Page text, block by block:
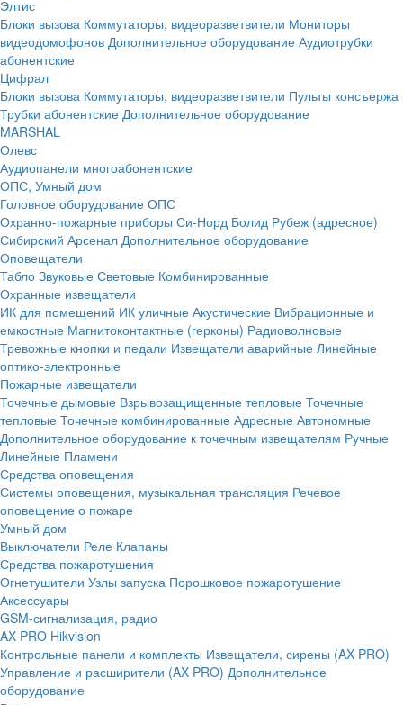
Элтис
Блоки вызова Коммутаторы, видеоразветвители Мониторы
видеодомофонов Дополнительное оборудование Аудиотрубки
абонентские
Цифрал
Блоки вызова Коммутаторы, видеоразветвители Пульты консъержа
Трубки абонентские Дополнительное оборудование
MARSHAL
Олевс
Аудиопанели многоабонентские
ОПС, Умный дом
Головное оборудование ОПС
Охранно-пожарные приборы Си-Норд Болид Рубеж (адресное)
Сибирский Арсенал Дополнительное оборудование
Оповещатели
Табло Звуковые Световые Комбинированные
Охранные извещатели
ИК для помещений ИК уличные Акустические Вибрационные и
емкостные Магнитоконтактные (герконы) Радиоволновые
Тревожные кнопки и педали Извещатели аварийные Линейные
оптико-электронные
Пожарные извещатели
Точечные дымовые Взрывозащищенные тепловые Точечные
тепловые Точечные комбинированные Адресные Автономные
Дополнительное оборудование к точечным извещателям Ручные
Линейные Пламени
Средства оповещения
Системы оповещения, музыкальная трансляция Речевое
оповещение о пожаре
Умный дом
Выключатели Реле Клапаны
Средства пожаротушения
Огнетушители Узлы запуска Порошковое пожаротушение
Аксессуары
GSM-сигнализация, радио
AX PRO Hikvision
Контрольные панели и комплекты Извещатели, сирены (AX PRO)
Управление и расширители (AX PRO) Дополнительное
оборудование